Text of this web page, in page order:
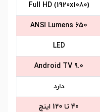
Full HD (1920x1080)
650 ANSI Lumens
LED
Android TV 9.0
دارد
40 تا 120 اینچ